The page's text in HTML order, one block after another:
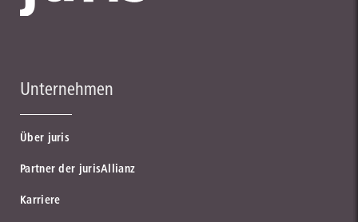
Unternehmen
Über juris
Partner der jurisAllianz
Karriere